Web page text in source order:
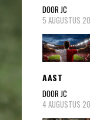
DOOR JC
5 AUGUSTUS
AAST
DOOR JC
4 AUGUSTUS